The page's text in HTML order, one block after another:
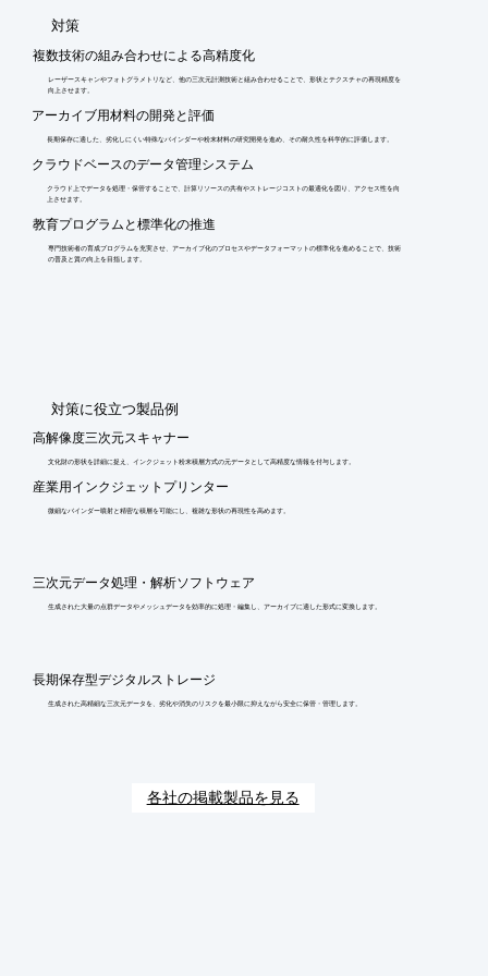
​対策
複数技術の組み合わせによる高精度化
レーザースキャンやフォトグラメトリなど、他の三次元計測技術と組み合わせることで、形状とテクスチャの再現精度を
向上させます。
アーカイブ用材料の開発と評価
長期保存に適した、劣化しにくい特殊なバインダーや粉末材料の研究開発を進め、その耐久性を科学的に評価します。
クラウドベースのデータ管理システム
クラウド上でデータを処理・保管することで、計算リソースの共有やストレージコストの最適化を図り、アクセス性を向
上させます。
教育プログラムと標準化の推進
専門技術者の育成プログラムを充実させ、アーカイブ化のプロセスやデータフォーマットの標準化を進めることで、技術
の普及と質の向上を目指します。
​対策に役立つ製品例
高解像度三次元スキャナー
文化財の形状を詳細に捉え、インクジェット粉末積層方式の元データとして高精度な情報を付与します。
産業用インクジェットプリンター
微細なバインダー噴射と精密な積層を可能にし、複雑な形状の再現性を高めます。
三次元データ処理・解析ソフトウェア
生成された大量の点群データやメッシュデータを効率的に処理・編集し、アーカイブに適した形式に変換します。
長期保存型デジタルストレージ
生成された高精細な三次元データを、劣化や消失のリスクを最小限に抑えながら安全に保管・管理します。
各社の掲載製品を見る